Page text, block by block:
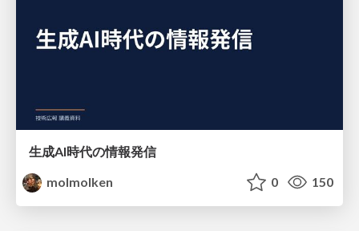
生成AI時代の情報発信
molmolken
0 150